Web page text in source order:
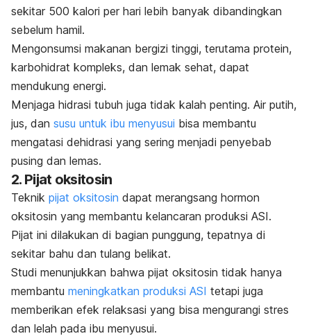
sekitar 500 kalori per hari lebih banyak dibandingkan
sebelum hamil.
Mengonsumsi makanan bergizi tinggi, terutama protein,
karbohidrat kompleks, dan lemak sehat, dapat
mendukung energi.
Menjaga hidrasi tubuh juga tidak kalah penting. Air putih,
jus, dan susu untuk ibu menyusui bisa membantu
mengatasi dehidrasi yang sering menjadi penyebab
pusing dan lemas.
2. Pijat oksitosin
Teknik pijat oksitosin dapat merangsang hormon
oksitosin yang membantu kelancaran produksi ASI.
Pijat ini dilakukan di bagian punggung, tepatnya di
sekitar bahu dan tulang belikat.
Studi menunjukkan bahwa pijat oksitosin tidak hanya
membantu meningkatkan produksi ASI tetapi juga
memberikan efek relaksasi yang bisa mengurangi stres
dan lelah pada ibu menyusui.